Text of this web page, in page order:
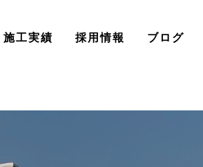
施工実績 採用情報 ブログ